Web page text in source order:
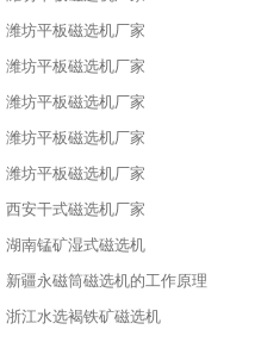
潍坊平板磁选机厂家
潍坊平板磁选机厂家
潍坊平板磁选机厂家
潍坊平板磁选机厂家
潍坊平板磁选机厂家
西安干式磁选机厂家
湖南锰矿湿式磁选机
新疆永磁筒磁选机的工作原理
浙江水选褐铁矿磁选机